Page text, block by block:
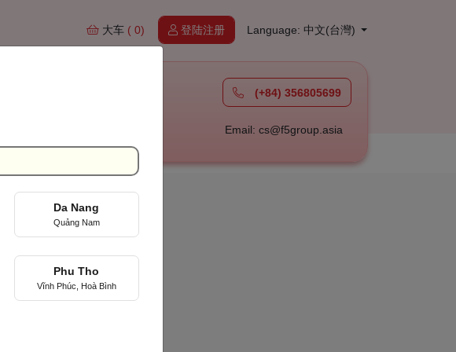
大车 ( 0) 登陆注册 Language: 中文(台灣)
(+84) 356805699
Email: cs@f5group.asia
Da Nang
Quảng Nam
Phu Tho
Vĩnh Phúc, Hoà Bình